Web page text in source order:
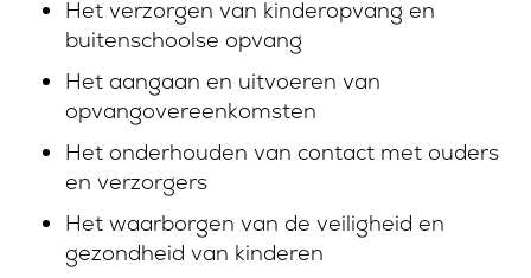
Het verzorgen van kinderopvang en
buitenschoolse opvang
Het aangaan en uitvoeren van
opvangovereenkomsten
Het onderhouden van contact met ouders
en verzorgers
Het waarborgen van de veiligheid en
gezondheid van kinderen